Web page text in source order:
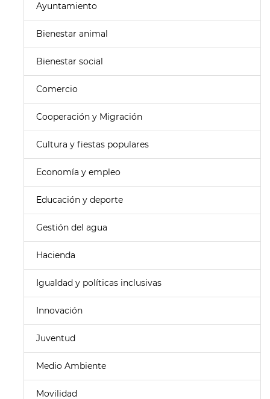
Ayuntamiento
Bienestar animal
Bienestar social
Comercio
Cooperación y Migración
Cultura y fiestas populares
Economía y empleo
Educación y deporte
Gestión del agua
Hacienda
Igualdad y políticas inclusivas
Innovación
Juventud
Medio Ambiente
Movilidad